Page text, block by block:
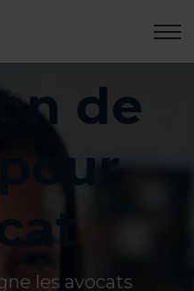
de
les avocats